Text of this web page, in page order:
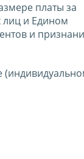
платы за
лиц и Едином
и